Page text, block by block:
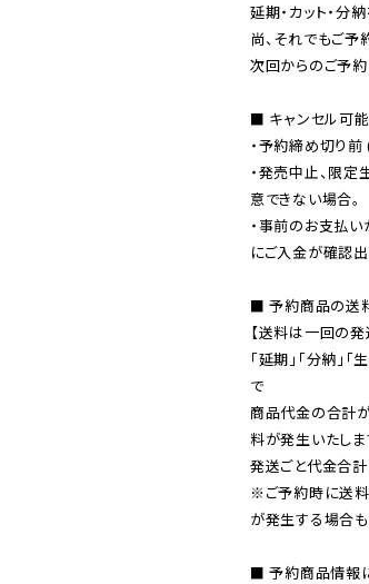
延期・カット・分
尚、それでもご予
次回からのご予約
■ キャンセル可
・予約締め切り
・発売中止、限
意できない場合。
・事前のお支払
にご入金が確認
■ 予約商品の送
【送料は一回の
「延期」「分納」
で
商品代金の合計
料が発生いたしま
※ご予約時に送料
が発生する場合
■ 予約商品情報